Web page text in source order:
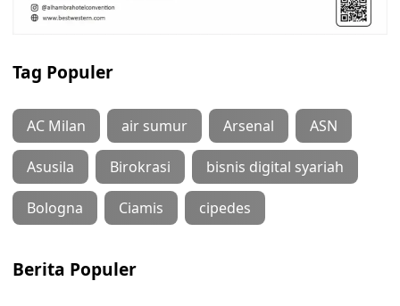
Tag Populer
AC Milan air sumur Arsenal ASN
Asusila Birokrasi bisnis digital syariah
Bologna Ciamis cipedes
Berita Populer